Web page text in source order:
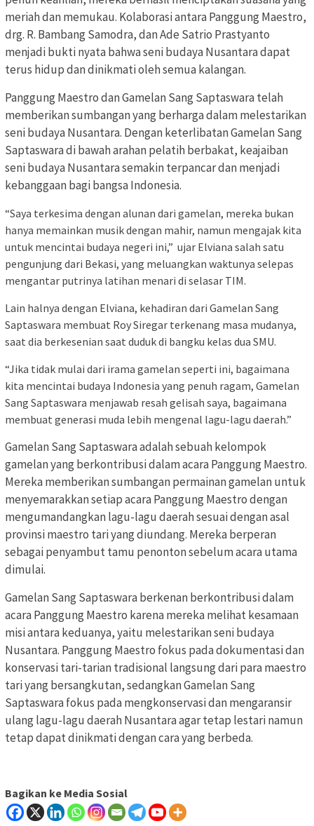
meriah dan memukau. Kolaborasi antara Panggung Maestro,
drg. R. Bambang Samodra, dan Ade Satrio Prastyanto
menjadi bukti nyata bahwa seni budaya Nusantara dapat
terus hidup dan dinikmati oleh semua kalangan.
Panggung Maestro dan Gamelan Sang Saptaswara telah
memberikan sumbangan yang berharga dalam melestarikan
seni budaya Nusantara. Dengan keterlibatan Gamelan Sang
Saptaswara di bawah arahan pelatih berbakat, keajaiban
seni budaya Nusantara semakin terpancar dan menjadi
kebanggaan bagi bangsa Indonesia.
“Saya terkesima dengan alunan dari gamelan, mereka bukan
hanya memainkan musik dengan mahir, namun mengajak kita
untuk mencintai budaya negeri ini,” ujar Elviana salah satu
pengunjung dari Bekasi, yang meluangkan waktunya selepas
mengantar putrinya latihan menari di selasar TIM.
Lain halnya dengan Elviana, kehadiran dari Gamelan Sang
Saptaswara membuat Roy Siregar terkenang masa mudanya,
saat dia berkesenian saat duduk di bangku kelas dua SMU.
“Jika tidak mulai dari irama gamelan seperti ini, bagaimana
kita mencintai budaya Indonesia yang penuh ragam, Gamelan
Sang Saptaswara menjawab resah gelisah saya, bagaimana
membuat generasi muda lebih mengenal lagu-lagu daerah.”
Gamelan Sang Saptaswara adalah sebuah kelompok
gamelan yang berkontribusi dalam acara Panggung Maestro.
Mereka memberikan sumbangan permainan gamelan untuk
menyemarakkan setiap acara Panggung Maestro dengan
mengumandangkan lagu-lagu daerah sesuai dengan asal
provinsi maestro tari yang diundang. Mereka berperan
sebagai penyambut tamu penonton sebelum acara utama
dimulai.
Gamelan Sang Saptaswara berkenan berkontribusi dalam
acara Panggung Maestro karena mereka melihat kesamaan
misi antara keduanya, yaitu melestarikan seni budaya
Nusantara. Panggung Maestro fokus pada dokumentasi dan
konservasi tari-tarian tradisional langsung dari para maestro
tari yang bersangkutan, sedangkan Gamelan Sang
Saptaswara fokus pada mengkonservasi dan mengaransir
ulang lagu-lagu daerah Nusantara agar tetap lestari namun
tetap dapat dinikmati dengan cara yang berbeda.
Bagikan ke Media Sosial